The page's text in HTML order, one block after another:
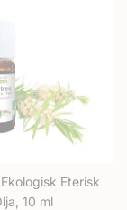
Eterisk
10 ml